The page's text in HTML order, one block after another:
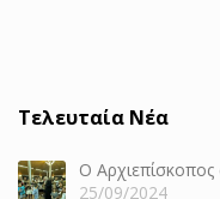
Τελευταία Νέα
Ο
25/09/2024